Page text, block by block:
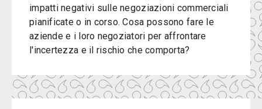
impatti negativi sulle negoziazioni commerciali
pianificate o in corso. Cosa possono fare le
aziende e i loro negoziatori per affrontare
l'incertezza e il rischio che comporta?